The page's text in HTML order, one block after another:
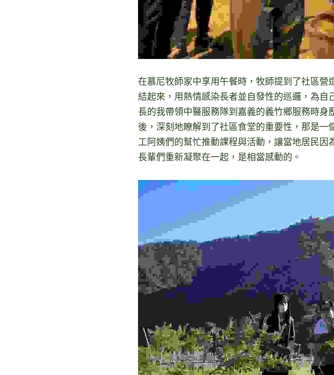
在慕尼牧師家中享用午餐時，牧師提到了社區
結起來，用熱情感染長者並自發性的巡邏，為
長的我帶領中醫服務隊到嘉義的義竹鄉服務時
後，深刻地瞭解到了社區食堂的重要性，那是
工阿姨們的幫忙推動課程與活動，讓當地居民
長輩們重新凝聚在一起，是相當感動的。